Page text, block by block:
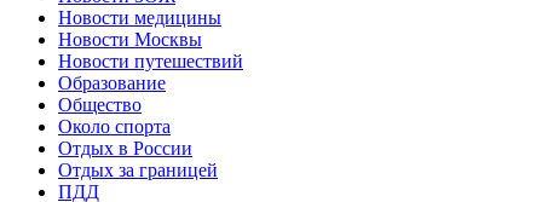
Новости медицины
Новости Москвы
Новости путешествий
Образование
Общество
Около спорта
Отдых в России
Отдых за границей
ПДД